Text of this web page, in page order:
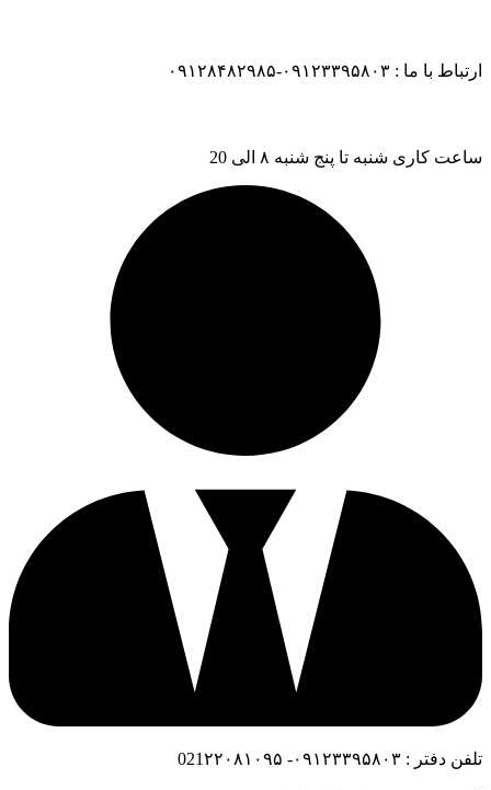
ارتباط با ما : ۰۹۱۲۳۳۹۵۸۰۳-۰۹۱۲۸۴۸۲۹۸۵
ساعت کاری شنبه تا پنج شنبه ۸ الی 20
تلفن دفتر : ۰۹۱۲۳۳۹۵۸۰۳- 021۲۲۰۸۱۰۹۵